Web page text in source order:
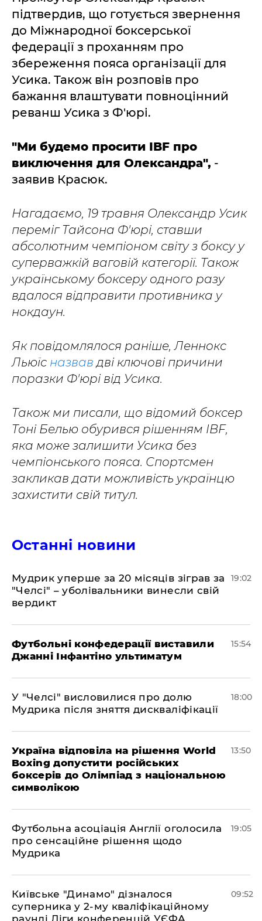
підтвердив, що готується звернення
до Міжнародної боксерської
федерації з проханням про
збереження пояса організації для
Усика. Також він розповів про
бажання влаштувати повноцінний
реванш Усика з Ф'юрі.
"Ми будемо просити IBF про
виключення для Олександра", -
заявив Красюк.
Нагадаємо, 19 травня Олександр Усик
переміг Тайсона Ф'юрі, ставши
абсолютним чемпіоном світу з боксу у
суперважкій ваговій категорії. Також
українському боксеру одного разу
вдалося відправити противника у
нокдаун.
Як повідомлялося раніше, Леннокс
Льюїс назвав дві ключові причини
поразки Ф'юрі від Усика.
Також ми писали, що відомий боксер
Тоні Белью обурився рішенням IBF,
яка може залишити Усика без
чемпіонського пояса. Спортсмен
закликав дати можливість українцю
захистити свій титул.
Останні новини
​Мудрик уперше за 20 місяців зіграв за
"Челсі" – уболівальники винесли свій
вердикт
19:02
Футбольні конфедерації виставили
Джанні Інфантіно ультиматум
15:54
У "Челсі" висловилися про долю
Мудрика після зняття дискваліфікації
18:00
Україна відповіла на рішення World
Boxing допустити російських
боксерів до Олімпіад з національною
символікою
13:50
​Футбольна асоціація Англії оголосила
про сенсаційне рішення щодо
Мудрика
19:05
Київське "Динамо" дізналося
суперника у 2-му кваліфікаційному
раунді Ліги конференцій УЄФА
09:52